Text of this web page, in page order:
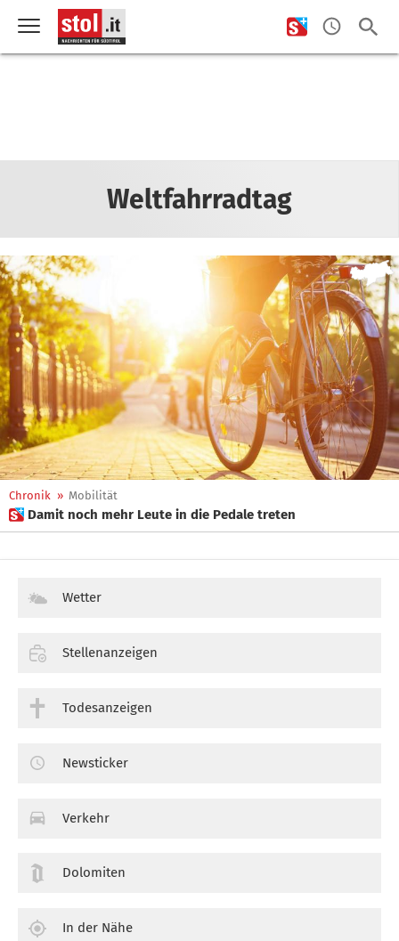
Weltfahrradtag
Chronik » Mobilität
 Damit noch mehr Leute in die Pedale treten
Wetter
Stellenanzeigen
Todesanzeigen
Newsticker
Verkehr
Dolomiten
In der Nähe